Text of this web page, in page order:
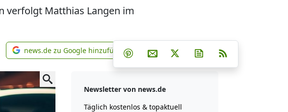
verfolgt Matthias Langen im
news.de zu Google hinzufügen
news.de zu Google hinzufügen Teilen auf Facebook
Teilen auf Whatsapp
Teilen auf Telegram
Teilen auf Pinterest
Per E-Mail teilen
Post auf XNewsletter
Newsletter von news.de
Täglich kostenlos & topaktuell